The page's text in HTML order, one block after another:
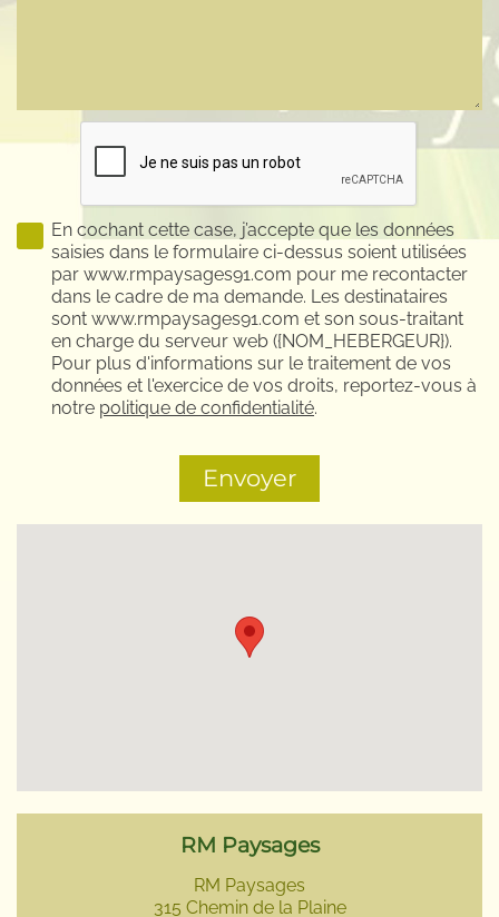
En cochant cette case, j’accepte que les données
saisies dans le formulaire ci-dessus soient utilisées
par www.rmpaysages91.com pour me recontacter
dans le cadre de ma demande. Les destinataires
sont www.rmpaysages91.com et son sous-traitant
en charge du serveur web ({NOM_HEBERGEUR}).
Pour plus d'informations sur le traitement de vos
données et l'exercice de vos droits, reportez-vous à
notre politique de confidentialité.
RM Paysages
RM Paysages
315 Chemin de la Plaine